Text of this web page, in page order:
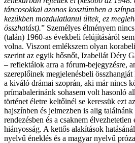
táncosokkal azonos kosztümben a
kezükben mozdulatlanul ültek, ez
összhatást).” Személyes élményem
(talán) 1960-as évekbeli felújításáról
volna. Viszont emlékszem olyan
szerint az egyik hősnőt, Izabellát Déry
– reflektálok arra a fórum-bejegyzésre,
szereplőinek megjelenésbeli
a kiváló drámai szoprán, aki már nincs
prímabalerinánk sohasem volt hasonló
történet életre keltőinél se keressük ezt
hajszínben és jelmezben is alig találnánk
rendezésben és a csaknem
hiányosság. A kettős alakítások
nyelvű éneklés és a magyar nyelvű